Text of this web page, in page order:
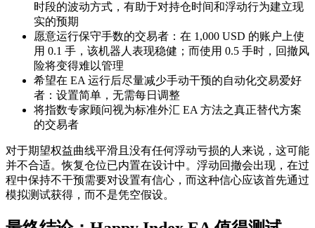
时段的波动方式，有助于对持仓时间和浮动行为建立现
实的预期
愿意运行保守手数的交易者：在 1,000 USD 的账户上使
用 0.1 手，该机器人表现稳健；而使用 0.5 手时，回撤风
险将变得难以管理
希望在 EA 运行后尽量减少手动干预的自动化交易爱好
者：设置简单，无需每日调整
将指数专家顾问视为标准外汇 EA 方法之真正替代方案
的交易者
对于期望权益曲线平滑且没有任何浮动亏损的人来说，这可能
并不合适。恢复仓位已内置在设计中。浮动回撤会出现，在过
程中保持不干预需要对设置有信心，而这种信心应该首先通过
模拟测试获得，而不是凭空假设。